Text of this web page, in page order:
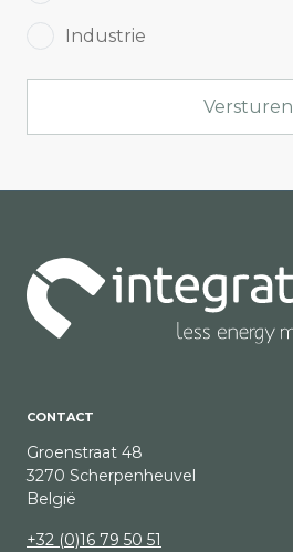
Industrie
Versturen
CONTACT
Groenstraat 48
3270 Scherpenheuvel
België
+32 (0)16 79 50 51